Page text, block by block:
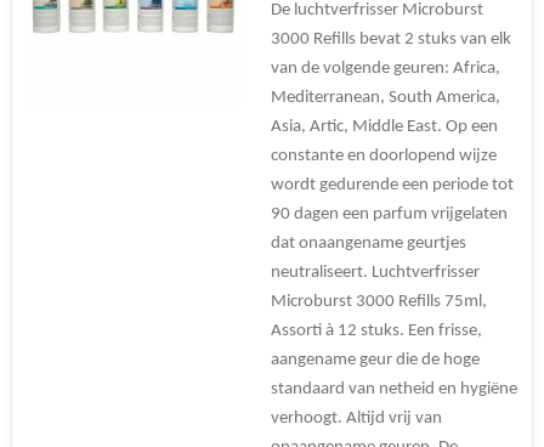
De luchtverfrisser Microburst
3000 Refills bevat 2 stuks van elk
van de volgende geuren: Africa,
Mediterranean, South America,
Asia, Artic, Middle East. Op een
constante en doorlopend wijze
wordt gedurende een periode tot
90 dagen een parfum vrijgelaten
dat onaangename geurtjes
neutraliseert. Luchtverfrisser
Microburst 3000 Refills 75ml,
Assorti à 12 stuks. Een frisse,
aangename geur die de hoge
standaard van netheid en hygiëne
verhoogt. Altijd vrij van